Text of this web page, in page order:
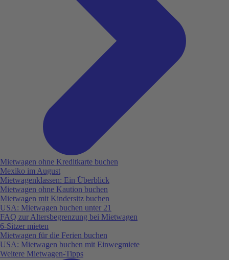
Mietwagen ohne Kreditkarte buchen
Mexiko im August
Mietwagenklassen: Ein Überblick
Mietwagen ohne Kaution buchen
Mietwagen mit Kindersitz buchen
USA: Mietwagen buchen unter 21
FAQ zur Altersbegrenzung bei Mietwagen
6-Sitzer mieten
Mietwagen für die Ferien buchen
USA: Mietwagen buchen mit Einwegmiete
Weitere Mietwagen-Tipps